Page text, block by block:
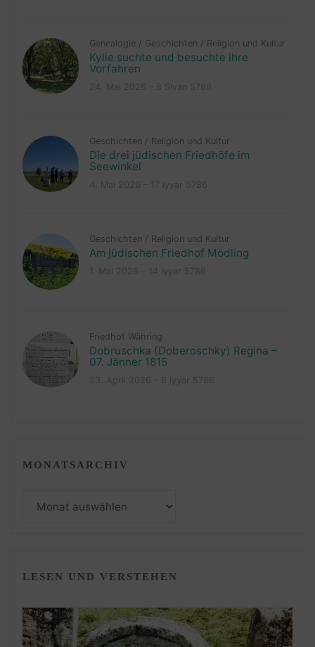
Genealogie / Geschichten / Religion und Kultur
Kylie suchte und besuchte ihre
Vorfahren
Geschichten / Religion und Kultur
Die drei jüdischen Friedhöfe im
Seewinkel
Geschichten / Religion und Kultur
Am jüdischen Friedhof Mödling
Friedhof Währing
Dobruschka (Doberoschky) Regina –
07. Jänner 1815
MONATSARCHIV
LESEN UND VERSTEHEN